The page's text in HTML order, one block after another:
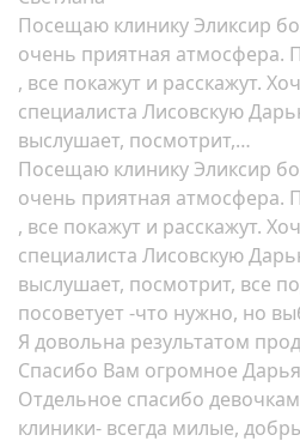
Посещаю клинику Эликсир
очень приятная атмосфера.
, все покажут и расскажут.
специалиста Лисовскую
выслушает, посмотрит,…
Посещаю клинику Эликсир
очень приятная атмосфера.
, все покажут и расскажут.
специалиста Лисовскую
выслушает, посмотрит, все
посоветует -что нужно, но
Я довольна результатом
Спасибо Вам огромное
Отдельное спасибо
клиники- всегда милые,